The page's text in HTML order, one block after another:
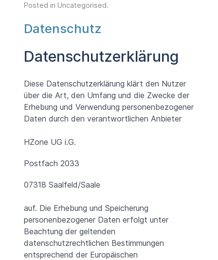
Posted in Uncategorised.
Datenschutz
Datenschutzerklärung
Diese Datenschutzerklärung klärt den Nutzer
über die Art, den Umfang und die Zwecke der
Erhebung und Verwendung personenbezogener
Daten durch den verantwortlichen Anbieter
HZone UG i.G.
Postfach 2033
07318 Saalfeld/Saale
auf. Die Erhebung und Speicherung
personenbezogener Daten erfolgt unter
Beachtung der geltenden
datenschutzrechtlichen Bestimmungen
entsprechend der Europäischen